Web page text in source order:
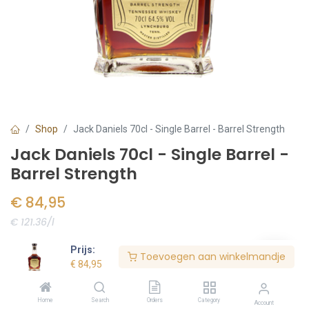
Prijs:
€ 84,95
Toevoegen aan winkelmandje
Home Search Orders Category Account
Shop Jack Daniels 70cl - Single Barrel - Barrel Strength
Jack Daniels 70cl - Single Barrel -
Barrel Strength
€ 84,95
€ 121.36/l
Voorraad:2stuk(s)
Bestel nu